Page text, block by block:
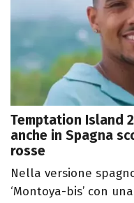
Temptation Island
anche in Spagna
rosse
Nella versione
‘Montoya-bis’ con